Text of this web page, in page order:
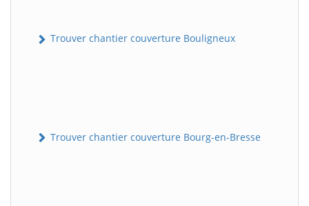
Trouver chantier couverture Bouligneux
Trouver chantier couverture Bourg-en-Bresse